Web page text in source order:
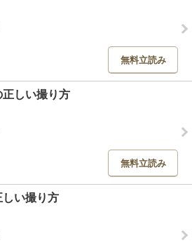
無料立読み
しい撮り方
無料立読み
しい撮り方